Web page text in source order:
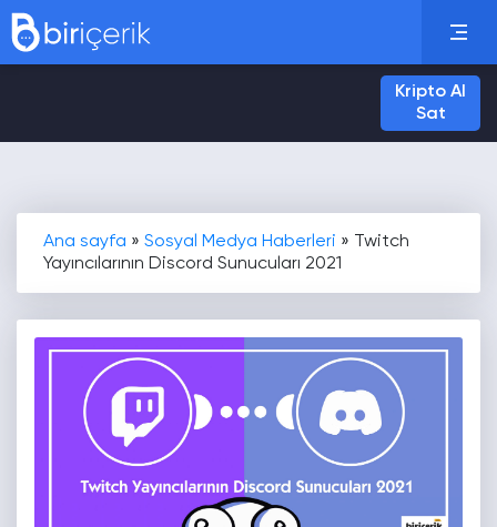
Kripto Al
Sat
Ana sayfa » Sosyal Medya Haberleri »
Twitch
Yayıncılarının Discord Sunucuları 2021